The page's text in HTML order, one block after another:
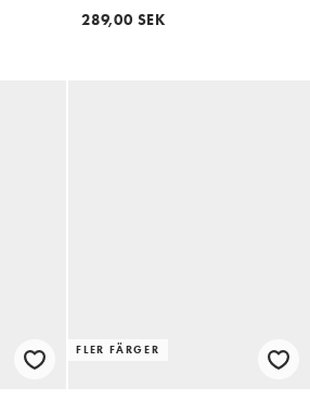
289,00 SEK
FLER FÄRGER